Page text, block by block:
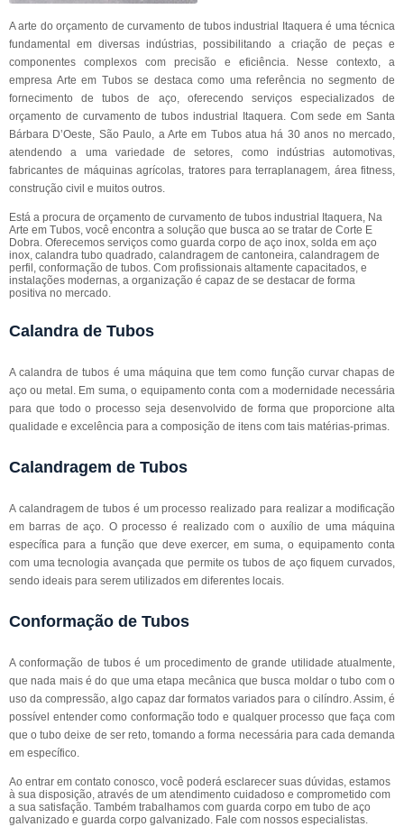
A arte do orçamento de curvamento de tubos industrial Itaquera é uma técnica
fundamental em diversas indústrias, possibilitando a criação de peças e
componentes complexos com precisão e eficiência. Nesse contexto, a
empresa Arte em Tubos se destaca como uma referência no segmento de
fornecimento de tubos de aço, oferecendo serviços especializados de
orçamento de curvamento de tubos industrial Itaquera. Com sede em Santa
Bárbara D’Oeste, São Paulo, a Arte em Tubos atua há 30 anos no mercado,
atendendo a uma variedade de setores, como indústrias automotivas,
fabricantes de máquinas agrícolas, tratores para terraplanagem, área fitness,
construção civil e muitos outros.
Está a procura de orçamento de curvamento de tubos industrial Itaquera, Na
Arte em Tubos, você encontra a solução que busca ao se tratar de Corte E
Dobra. Oferecemos serviços como guarda corpo de aço inox, solda em aço
inox, calandra tubo quadrado, calandragem de cantoneira, calandragem de
perfil, conformação de tubos. Com profissionais altamente capacitados, e
instalações modernas, a organização é capaz de se destacar de forma
positiva no mercado.
Calandra de Tubos
A calandra de tubos é uma máquina que tem como função curvar chapas de
aço ou metal. Em suma, o equipamento conta com a modernidade necessária
para que todo o processo seja desenvolvido de forma que proporcione alta
qualidade e excelência para a composição de itens com tais matérias-primas.
Calandragem de Tubos
A calandragem de tubos é um processo realizado para realizar a modificação
em barras de aço. O processo é realizado com o auxílio de uma máquina
específica para a função que deve exercer, em suma, o equipamento conta
com uma tecnologia avançada que permite os tubos de aço fiquem curvados,
sendo ideais para serem utilizados em diferentes locais.
Conformação de Tubos
A conformação de tubos é um procedimento de grande utilidade atualmente,
que nada mais é do que uma etapa mecânica que busca moldar o tubo com o
uso da compressão, algo capaz dar formatos variados para o cilíndro. Assim, é
possível entender como conformação todo e qualquer processo que faça com
que o tubo deixe de ser reto, tomando a forma necessária para cada demanda
em específico.
Ao entrar em contato conosco, você poderá esclarecer suas dúvidas, estamos
à sua disposição, através de um atendimento cuidadoso e comprometido com
a sua satisfação. Também trabalhamos com guarda corpo em tubo de aço
galvanizado e guarda corpo galvanizado. Fale com nossos especialistas.